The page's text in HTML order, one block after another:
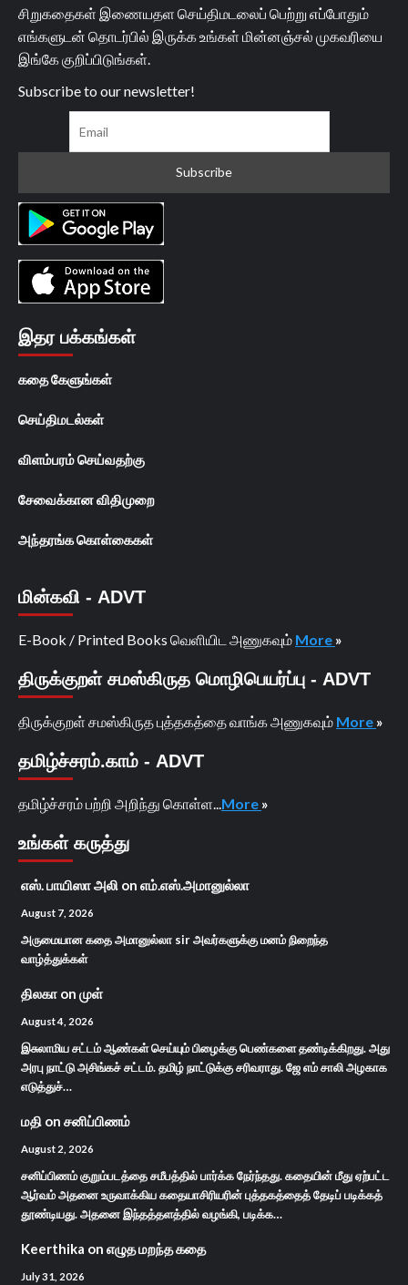
சிறுகதைகள் இணையதள செய்திமடலைப் பெற்று எப்போதும்
எங்களுடன் தொடர்பில் இருக்க உங்கள் மின்னஞ்சல் முகவரியை
இங்கே குறிப்பிடுங்கள்.
Subscribe to our newsletter!
இதர பக்கங்கள்
கதை கேளுங்கள்
செய்திமடல்கள்
விளம்பரம் செய்வதற்கு
சேவைக்கான விதிமுறை
அந்தரங்க கொள்கைகள்
மின்கவி - ADVT
E-Book / Printed Books வெளியிட அணுகவும் More »
திருக்குறள் சமஸ்கிருத மொழிபெயர்ப்பு - ADVT
திருக்குறள் சமஸ்கிருத புத்தகத்தை வாங்க அணுகவும் More »
தமிழ்ச்சரம்.காம் - ADVT
தமிழ்ச்சரம் பற்றி அறிந்து கொள்ள... More »
உங்கள் கருத்து
எஸ். பாயிஸா அலி on எம்.எஸ்.அமானுல்லா
August 7, 2026
அருமையான கதை அமானுல்லா sir அவர்களுக்கு மனம் நிறைந்த
வாழ்த்துக்கள்
திலகா on முள்
August 4, 2026
இசுலாமிய சட்டம் ஆண்கள் செய்யும் பிழைக்கு பெண்களை தண்டிக்கிறது. அது
அரபு நாட்டு அசிங்கச் சட்டம். தமிழ் நாட்டுக்கு சரிவராது. ஜே எம் சாலி அழகாக
எடுத்துச்…
மதி on சனிப்பிணம்
August 2, 2026
சனிப்பிணம் குறும்படத்தை சமீபத்தில் பார்க்க நேர்ந்தது. கதையின் மீது ஏற்பட்ட
ஆர்வம் அதனை உருவாக்கிய கதையாசிரியரின் புத்தகத்தைத் தேடிப் படிக்கத்
தூண்டியது. அதனை இந்தத்தளத்தில் வழங்கி, படிக்க…
Keerthika on எழுத மறந்த கதை
July 31, 2026